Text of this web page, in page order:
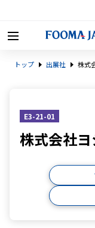
級の食品製造総合展〜 |
日本語
トップ 出展社 株式
E3-21-01
株式会社